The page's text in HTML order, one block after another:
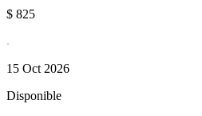
$ 825
15 Oct 2026
Disponible